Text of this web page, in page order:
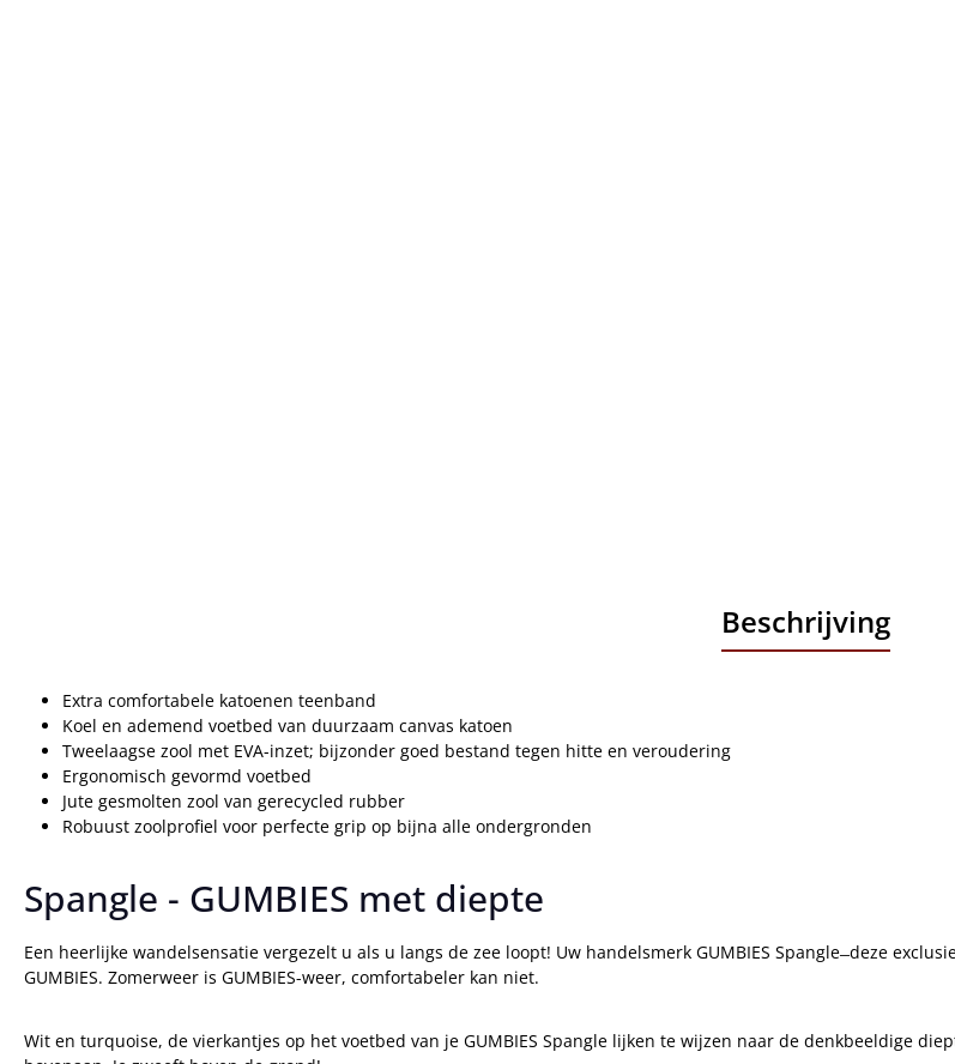
Beschrijving
Extra comfortabele katoenen teenband
Koel en ademend voetbed van duurzaam canvas katoen
Tweelaagse zool met EVA-inzet; bijzonder goed bestand tegen hitte en veroudering
Ergonomisch gevormd voetbed
Jute gesmolten zool van gerecycled rubber
Robuust zoolprofiel voor perfecte grip op bijna alle ondergronden
Spangle - GUMBIES met diepte
Een heerlijke wandelsensatie vergezelt u als u langs de zee loopt! Uw handelsmerk GUMBIES Spangle ̶ deze
GUMBIES. Zomerweer is GUMBIES-weer, comfortabeler kan niet.
Wit en turquoise, de vierkantjes op het voetbed van je GUMBIES Spangle lijken te wijzen naar de denkbeeldige